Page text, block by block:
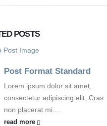
POSTS
Post Format Standard
Lorem ipsum dolor sit amet,
consectetur adipiscing elit. Cras
non placerat mi....
read more